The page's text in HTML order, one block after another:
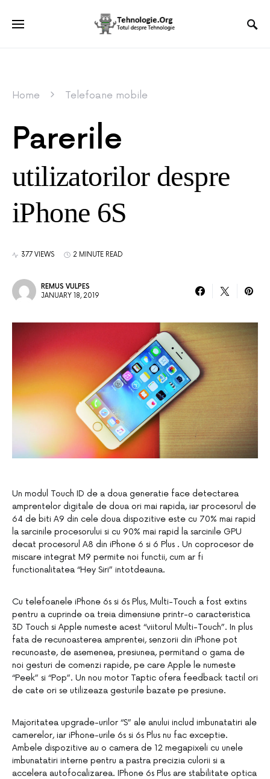
Home Telefoane mobile
Parerile
utilizatorilor despre
iPhone 6S
377 VIEWS 2 MINUTE READ
REMUS VULPES
JANUARY 18, 2019
Un modul Touch ID de a doua generatie face detectarea
amprentelor digitale de doua ori mai rapida, iar procesorul de
64 de biti A9 din cele doua dispozitive este cu 70% mai rapid
la sarcinile procesorului si cu 90% mai rapid la sarcinile GPU
decat procesorul A8 din iPhone 6 si 6 Plus . Un coprocesor de
miscare integrat M9 permite noi functii, cum ar fi
functionalitatea “Hey Siri” intotdeauna.
Cu telefoanele iPhone 6s si 6s Plus, Multi-Touch a fost extins
pentru a cuprinde oa treia dimensiune printr-o caracteristica
3D Touch si Apple numeste acest “viitorul Multi-Touch”. In plus
fata de recunoasterea amprentei, senzorii din iPhone pot
recunoaste, de asemenea, presiunea, permitand o gama de
noi gesturi de comenzi rapide, pe care Apple le numeste
“Peek” si “Pop”. Un nou motor Taptic ofera feedback tactil ori
de cate ori se utilizeaza gesturile bazate pe presiune.
Majoritatea upgrade-urilor “S” ale anului includ imbunatatiri ale
camerelor, iar iPhone-urile 6s si 6s Plus nu fac exceptie.
Ambele dispozitive au o camera de 12 megapixeli cu unele
imbunatatiri interne pentru a pastra precizia culorii si a
accelera autofocalizarea. IPhone 6s Plus are stabilitate optica